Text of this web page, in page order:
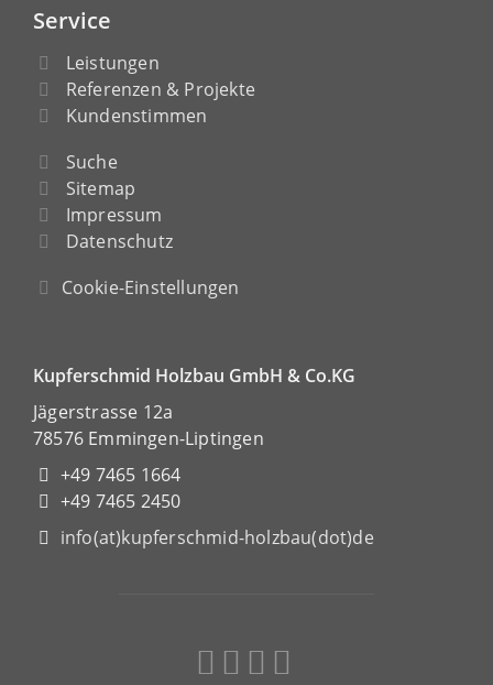
Service
Leistungen
Referenzen & Projekte
Kundenstimmen
Suche
Sitemap
Impressum
Datenschutz
Cookie-Einstellungen
Kupferschmid Holzbau GmbH & Co.KG
Jägerstrasse 12a
78576 Emmingen-Liptingen
+49 7465 1664
+49 7465 2450
info(at)kupferschmid-holzbau(dot)de